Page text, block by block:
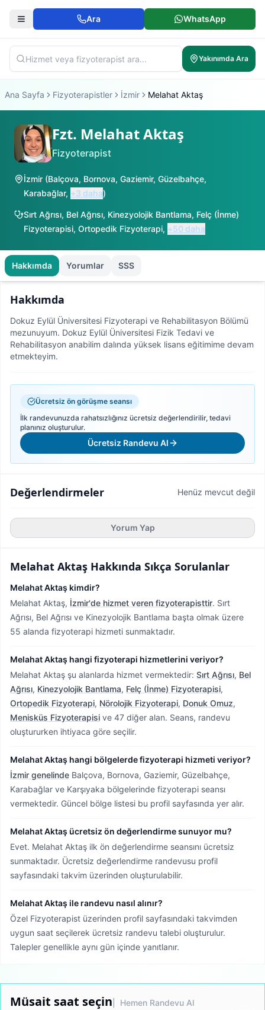
Ara WhatsApp
Yakınımda Ara
Ana Sayfa Fizyoterapistler İzmir Melahat Aktaş
Fzt. Melahat Aktaş
Fizyoterapist
İzmir (Balçova, Bornova, Gaziemir, Güzelbahçe,
Karabağlar, +3 daha)
Sırt Ağrısı, Bel Ağrısı, Kinezyolojik Bantlama, Felç (İnme)
Fizyoterapisi, Ortopedik Fizyoterapi, +50 daha
Hakkımda Yorumlar SSS
Hakkımda
Dokuz Eylül Üniversitesi Fizyoterapi ve Rehabilitasyon Bölümü
mezunuyum. Dokuz Eylül Üniversitesi Fizik Tedavi ve
Rehabilitasyon anabilim dalında yüksek lisans eğitimime devam
etmekteyim.
Ücretsiz ön görüşme seansı
İlk randevunuzda rahatsızlığınız ücretsiz değerlendirilir, tedavi
planınız oluşturulur.
Ücretsiz Randevu Al
Değerlendirmeler Henüz mevcut değil
Yorum Yap
Melahat Aktaş Hakkında Sıkça Sorulanlar
Melahat Aktaş kimdir?
Melahat Aktaş, İzmir'de hizmet veren fizyoterapisttir. Sırt
Ağrısı, Bel Ağrısı ve Kinezyolojik Bantlama başta olmak üzere
55 alanda fizyoterapi hizmeti sunmaktadır.
Melahat Aktaş hangi fizyoterapi hizmetlerini veriyor?
Melahat Aktaş şu alanlarda hizmet vermektedir: Sırt Ağrısı, Bel
Ağrısı, Kinezyolojik Bantlama, Felç (İnme) Fizyoterapisi,
Ortopedik Fizyoterapi, Nörolojik Fizyoterapi, Donuk Omuz,
Menisküs Fizyoterapisi ve 47 diğer alan. Seans, randevu
oluştururken ihtiyaca göre seçilir.
Melahat Aktaş hangi bölgelerde fizyoterapi hizmeti veriyor?
İzmir genelinde Balçova, Bornova, Gaziemir, Güzelbahçe,
Karabağlar ve Karşıyaka bölgelerinde fizyoterapi seansı
vermektedir. Güncel bölge listesi bu profil sayfasında yer alır.
Melahat Aktaş ücretsiz ön değerlendirme sunuyor mu?
Evet. Melahat Aktaş ilk ön değerlendirme seansını ücretsiz
sunmaktadır. Ücretsiz değerlendirme randevusu profil
sayfasındaki takvim üzerinden oluşturulabilir.
Melahat Aktaş ile randevu nasıl alınır?
Özel Fizyoterapist üzerinden profil sayfasındaki takvimden
uygun saat seçilerek ücretsiz randevu talebi oluşturulur.
Talepler genellikle aynı gün içinde yanıtlanır.
Müsait saat seçin | Hemen Randevu Al